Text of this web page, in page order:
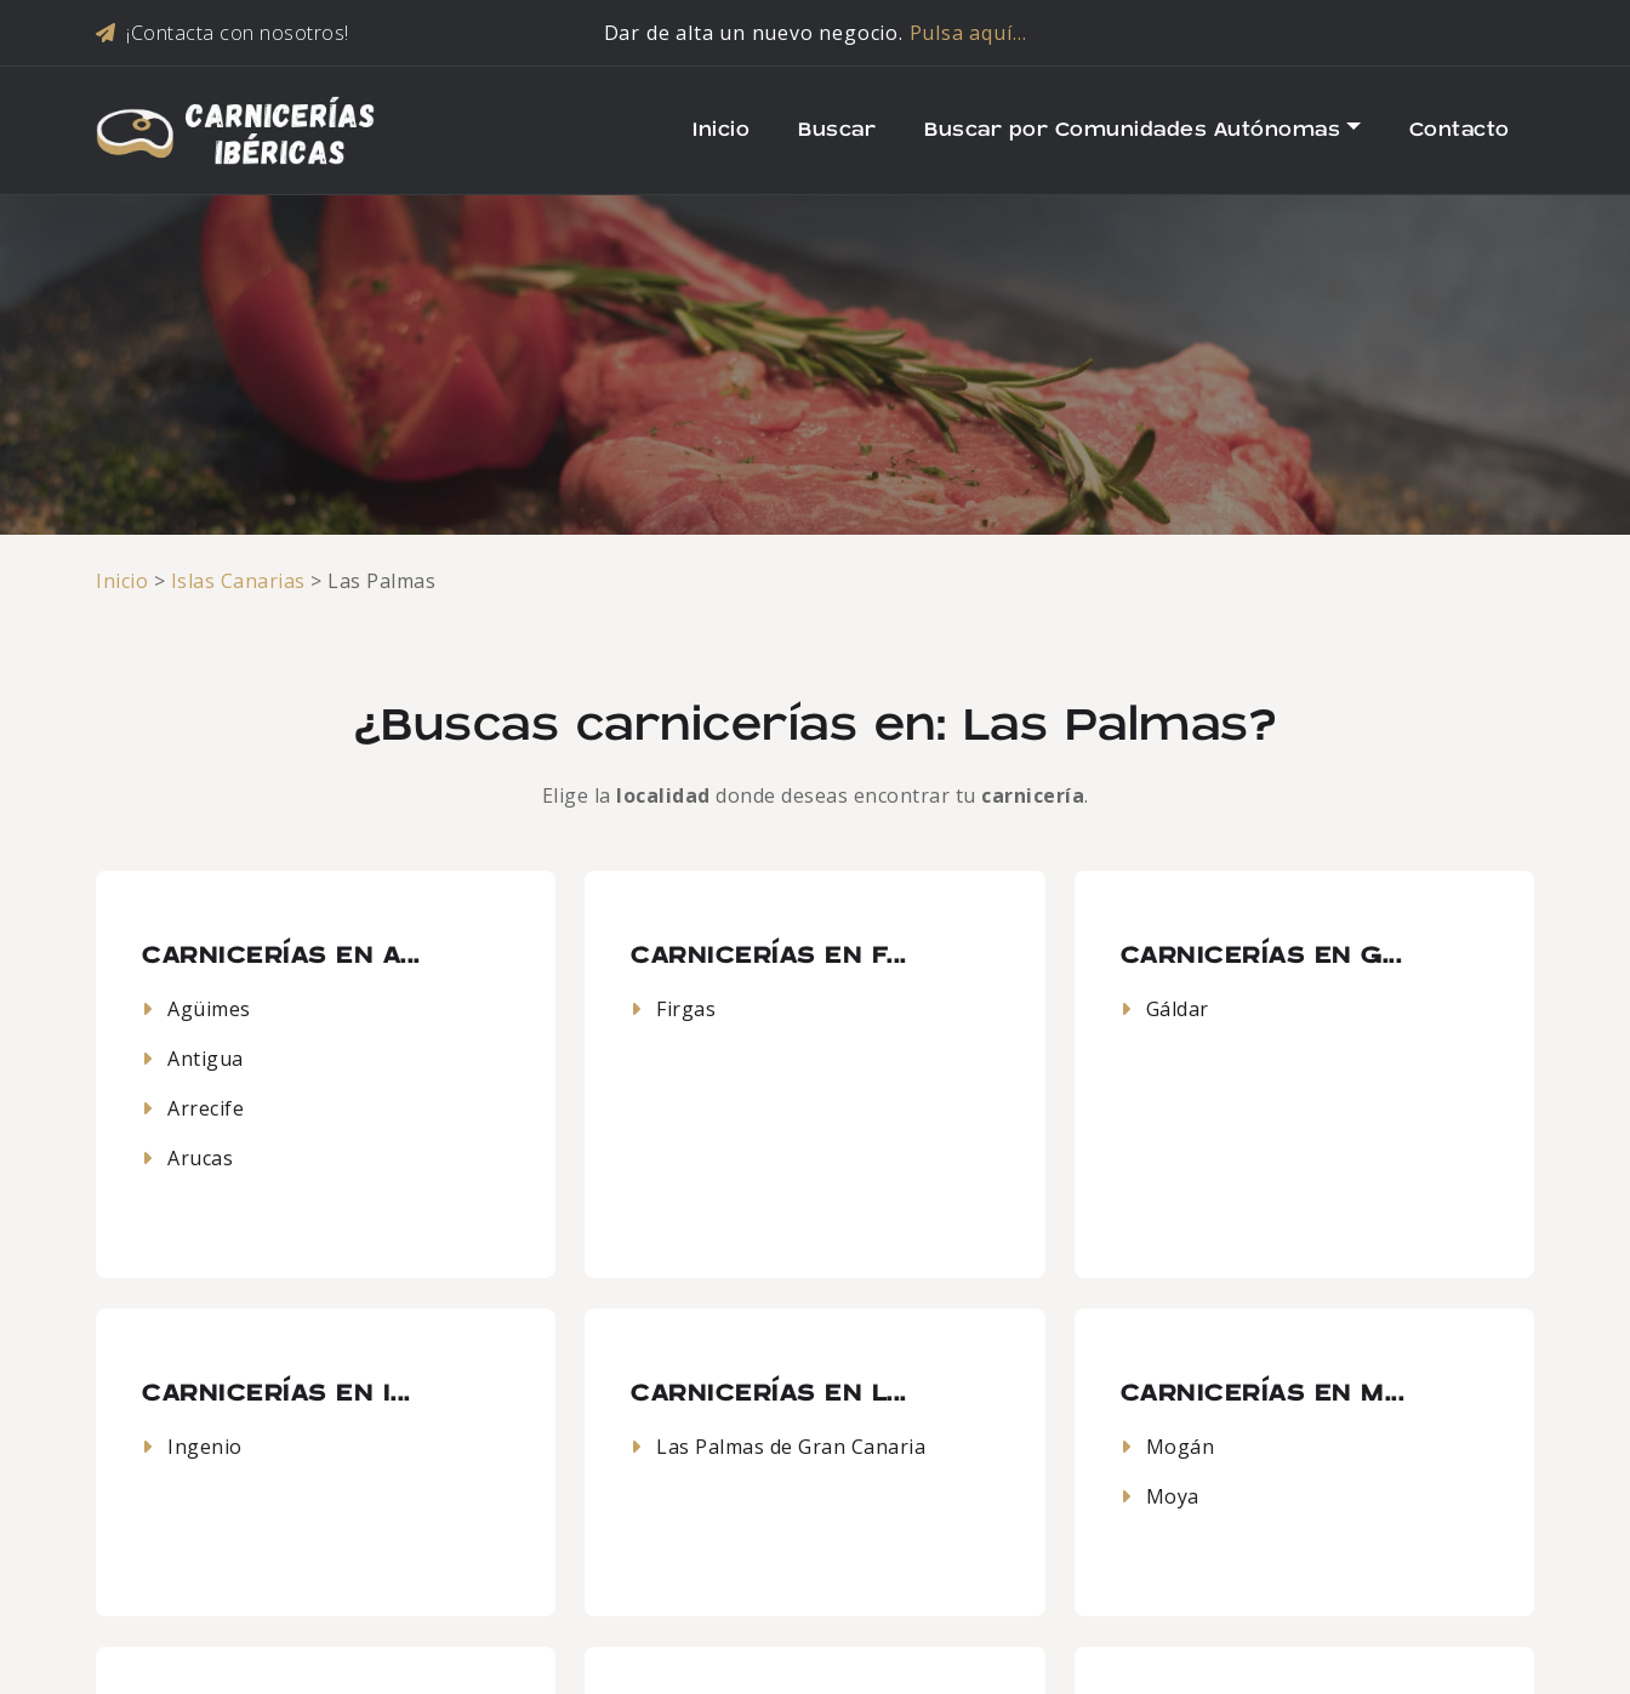
¡Contacta con nosotros! Dar de alta un nuevo negocio. Pulsa aquí…
Inicio Buscar Buscar por Comunidades Autónomas Contacto
Inicio > Islas Canarias > Las Palmas
¿Buscas carnicerías en: Las Palmas?
Elige la localidad donde deseas encontrar tu carnicería.
CARNICERÍAS EN A...
Agüimes
Antigua
Arrecife
Arucas
CARNICERÍAS EN F...
Firgas
CARNICERÍAS EN G...
Gáldar
CARNICERÍAS EN I...
Ingenio
CARNICERÍAS EN L...
Las Palmas de Gran Canaria
CARNICERÍAS EN M...
Mogán
Moya